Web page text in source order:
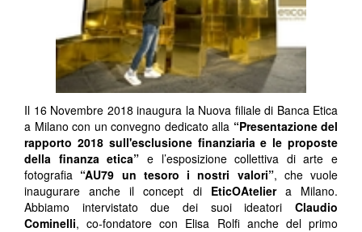
Il 16 Novembre 2018 inaugura la Nuova filiale di Banca Etica
a Milano con un convegno dedicato alla “Presentazione del
rapporto 2018 sull'esclusione finanziaria e le proposte
della finanza etica” e l’esposizione collettiva di arte e
fotografia “AU79 un tesoro i nostri valori”, che vuole
inaugurare anche il concept di EticOAtelier a Milano.
Abbiamo intervistato due dei suoi ideatori Claudio
Cominelli, co-fondatore con Elisa Rolfi anche del primo